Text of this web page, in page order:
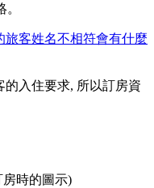
旅客姓名不相符會有什麼
入住要求, 所以訂房資
時的圖示)